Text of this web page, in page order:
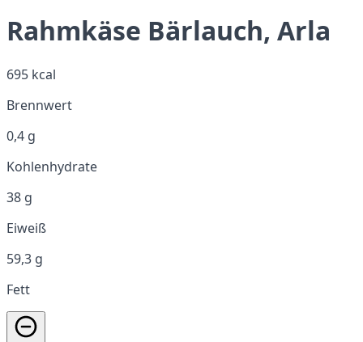
Rahmkäse Bärlauch, Arla
695 kcal
Brennwert
0,4 g
Kohlenhydrate
38 g
Eiweiß
59,3 g
Fett